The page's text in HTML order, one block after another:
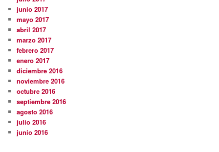
junio 2017
mayo 2017
abril 2017
marzo 2017
febrero 2017
enero 2017
diciembre 2016
noviembre 2016
octubre 2016
septiembre 2016
agosto 2016
julio 2016
junio 2016